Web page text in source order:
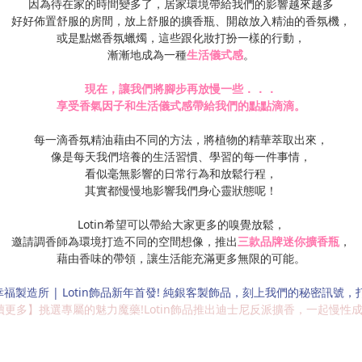
因為待在家的時間變多了，居家環境帶給我們的影響越來越多
好好佈置舒服的房間，放上舒服的擴香瓶、開啟放入精油的香氛機，
或是點燃香氛蠟燭，這些跟化妝打扮一樣的行動，
漸漸地成為一種生活儀式感。
現在，讓我們將腳步再放慢一些．．．
享受香氣因子和生活儀式感帶給我們的點點滴滴。
每一滴香氛精油藉由不同的方法，將植物的精華萃取出來，
像是每天我們培養的生活習慣、學習的每一件事情，
看似毫無影響的日常行為和放鬆行程，
其實都慢慢地影響我們身心靈狀態呢！
Lotin希望可以帶給大家更多的嗅覺放鬆，
邀請調香師為環境打造不同的空間想像，推出三款品牌迷你擴香瓶 ，
藉由香味的帶領，讓生活能充滿更多無限的可能。
福製造所 | Lotin飾品新年首發! 純銀客製飾品，刻上我們的秘密訊號，
更多】 挑選專屬的魅力魔藥!Lotin飾品推出迪士尼反派擴香，一起慢性